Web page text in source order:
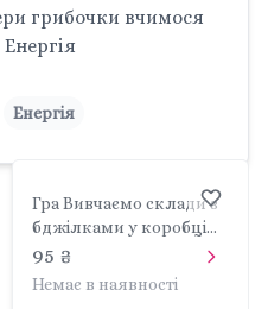
грибочки вчимося
Енергія
Гра Вивчаємо склади з
бджілками у коробці
2616 Енергія
95 ₴
Немає в наявності